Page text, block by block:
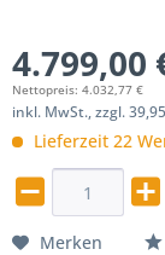
4.799,00
Nettopreis: 4.032,77 €
inkl. MwSt., zzgl.
Lieferzeit 22
Merken